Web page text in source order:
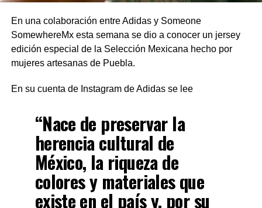
En una colaboración entre Adidas y Someone
SomewhereMx esta semana se dio a conocer un jersey
edición especial de la Selección Mexicana hecho por
mujeres artesanas de Puebla.
En su cuenta de Instagram de Adidas se lee
“Nace de preservar la
herencia cultural de
México, la riqueza de
colores y materiales que
existe en el país y, por su